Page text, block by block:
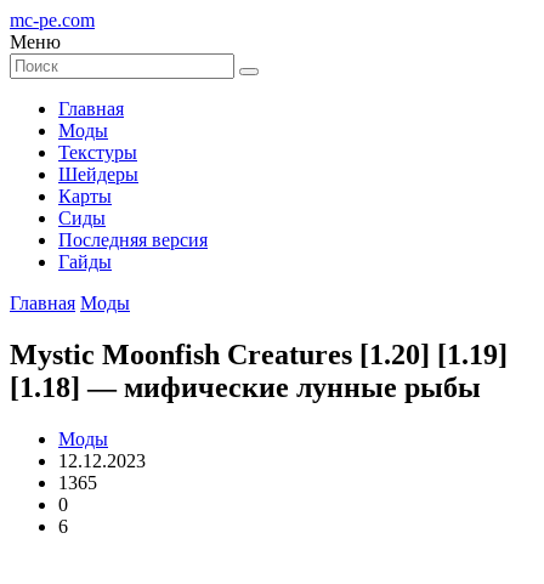
mc-pe.com
Меню
Главная
Моды
Текстуры
Шейдеры
Карты
Сиды
Последняя версия
Гайды
Главная Моды
Mystic Moonfish Creatures [1.20] [1.19]
[1.18] — мифические лунные рыбы
Моды
12.12.2023
1365
0
6